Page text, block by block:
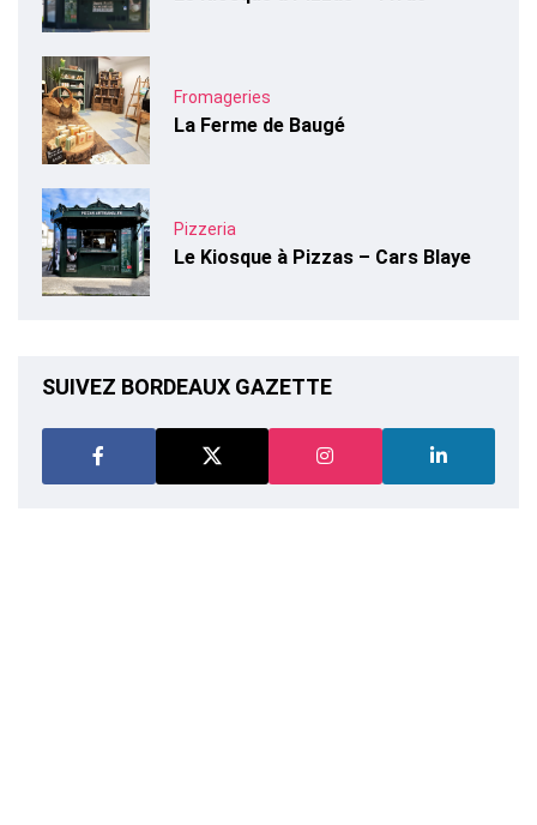
Fromageries
La Ferme de Baugé
Pizzeria
Le Kiosque à Pizzas – Cars Blaye
SUIVEZ BORDEAUX GAZETTE